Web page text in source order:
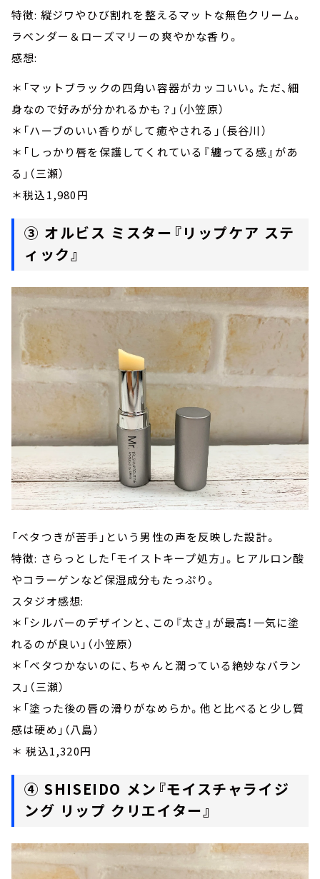
特徴: 縦ジワやひび割れを整えるマットな無色クリーム。
ラベンダー＆ローズマリーの爽やかな香り。
感想:
＊「マットブラックの四角い容器がカッコいい。ただ、細
身なので好みが分かれるかも？」（小笠原）
＊「ハーブのいい香りがして癒やされる」（長谷川）
＊「しっかり唇を保護してくれている『纏ってる感』があ
る」（三瀬）
＊税込1,980円
③ オルビス ミスター『リップケア ステ
ィック』
「ベタつきが苦手」という男性の声を反映した設計。
特徴: さらっとした「モイストキープ処方」。ヒアルロン酸
やコラーゲンなど保湿成分もたっぷり。
スタジオ感想:
＊「シルバーのデザインと、この『太さ』が最高！一気に塗
れるのが良い」（小笠原）
＊「ベタつかないのに、ちゃんと潤っている絶妙なバラン
ス」（三瀬）
＊「塗った後の唇の滑りがなめらか。他と比べると少し質
感は硬め」（八島）
＊ 税込1,320円
④ SHISEIDO メン『モイスチャライジ
ング リップ クリエイター』